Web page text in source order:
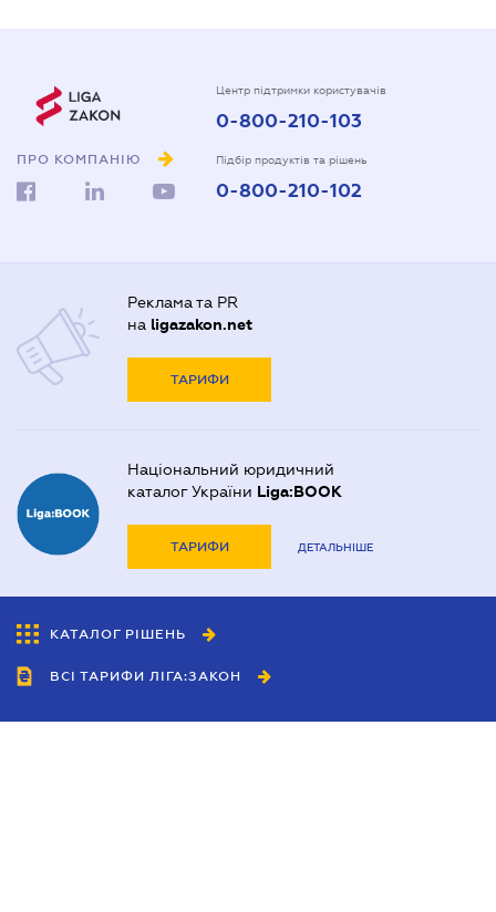
ПРО КОМПАНІЮ
Центр підтримки користувачів
0-800-210-103
Підбір продуктів та рішень
0-800-210-102
Реклама та PR
на ligazakon.net
ТАРИФИ
Національний юридичний
каталог України Liga:BOOK
ТАРИФИ ДЕТАЛЬНІШЕ
КАТАЛОГ РІШЕНЬ
ВСІ ТАРИФИ ЛІГА:ЗАКОН